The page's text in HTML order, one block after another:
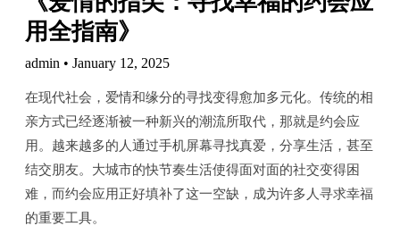
用全指南》
admin • January 12, 2025
在现代社会，爱情和缘分的寻找变得愈加多元化。传统的相
亲方式已经逐渐被一种新兴的潮流所取代，那就是约会应
用。越来越多的人通过手机屏幕寻找真爱，分享生活，甚至
结交朋友。大城市的快节奏生活使得面对面的社交变得困
难，而约会应用正好填补了这一空缺，成为许多人寻求幸福
的重要工具。